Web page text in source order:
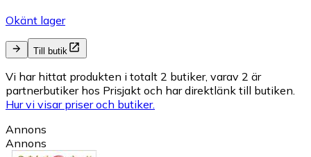
Okänt lager
Till butik
Vi har hittat produkten i totalt 2 butiker, varav 2 är
partnerbutiker hos Prisjakt och har direktlänk till butiken.
Hur vi visar priser och butiker.
Annons
Annons